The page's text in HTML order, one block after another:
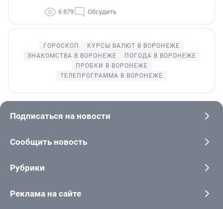
6 879 Обсудить
ГОРОСКОП
КУРСЫ ВАЛЮТ В ВОРОНЕЖЕ
ЗНАКОМСТВА В ВОРОНЕЖЕ
ПОГОДА В ВОРОНЕЖЕ
ПРОБКИ В ВОРОНЕЖЕ
ТЕЛЕПРОГРАММА В ВОРОНЕЖЕ
Подписаться на новости
Сообщить новость
Рубрики
Реклама на сайте